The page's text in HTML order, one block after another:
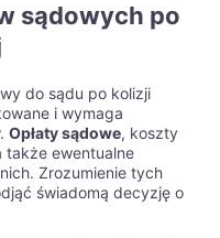
sądowych po
do sądu po kolizji
i wymaga
Opłaty sądowe, koszty
także ewentualne
Zrozumienie tych
świadomą decyzję o